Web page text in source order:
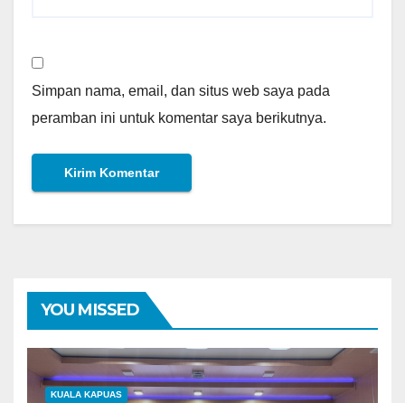
Simpan nama, email, dan situs web saya pada
peramban ini untuk komentar saya berikutnya.
YOU MISSED
KUALA KAPUAS